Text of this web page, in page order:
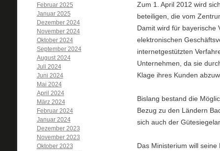
Zum 1. April 2012 wird
beteiligen, die vom
Damit wird für bayerische
elektronischen
internetgestützten
Unternehmen, da sie
Klage ihres Kunden
Bislang bestand die
Bezug zu den Ländern
sich auch der
Das Ministerium will
Februar 2025
Januar 2025
Dezember 2024
November 2024
Oktober 2024
September 2024
August 2024
Juli 2024
Juni 2024
Mai 2024
April 2024
März 2024
Februar 2024
Januar 2024
Dezember 2023
November 2023
Oktober 2023